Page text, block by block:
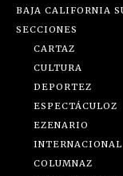
BAJA CALIFORNIA
SECCIONES
CARTAZ
CULTURA
DEPORTEZ
ESPECTÁCULOZ
EZENARIO
INTERNACIONAL
COLUMNAZ